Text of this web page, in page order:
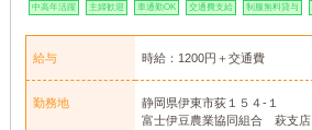
中高年活躍 主婦歓迎 車通勤OK 交通費支給 制服無料貸与
給与 時給：1200円＋交通費
勤務地
静岡県伊東市荻１５４-１
富士伊豆農業協同組合 萩支店